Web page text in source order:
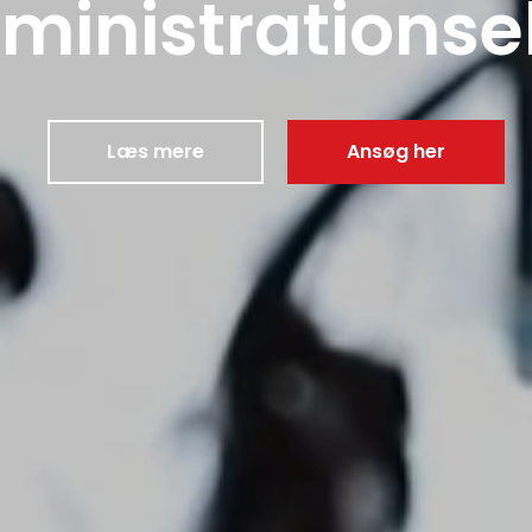
Læs mere Ansøg her